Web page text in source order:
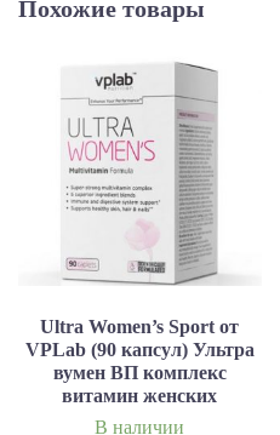
Похожие товары
Ultra Women’s Sport от
VPLab (90 капсул) Ультра
вумен ВП комплекс
витамин женских
В наличии